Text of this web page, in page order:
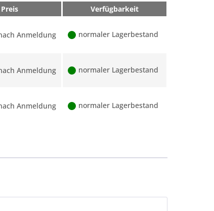
Preis Verfügbarkeit
Anmeldung normaler Lagerbestand
Anmeldung normaler Lagerbestand
Anmeldung normaler Lagerbestand